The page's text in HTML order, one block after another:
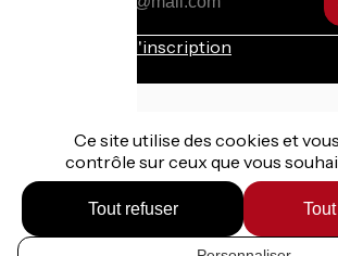
Conditions d'inscription
Financé dans le cadre de Destination
Ce site utilise des cookies et
contrôle sur ceux que vous
Tout refuser